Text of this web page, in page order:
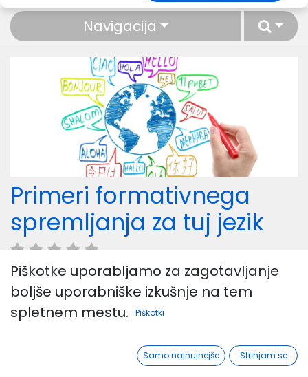
Navigacija
Primeri formativnega
spremljanja za tuj jezik
40,00€
Piškotke uporabljamo za zagotavljanje
boljše uporabniške izkušnje na tem
spletnem mestu.
Piškotki
Samo najnujnejše Strinjam se